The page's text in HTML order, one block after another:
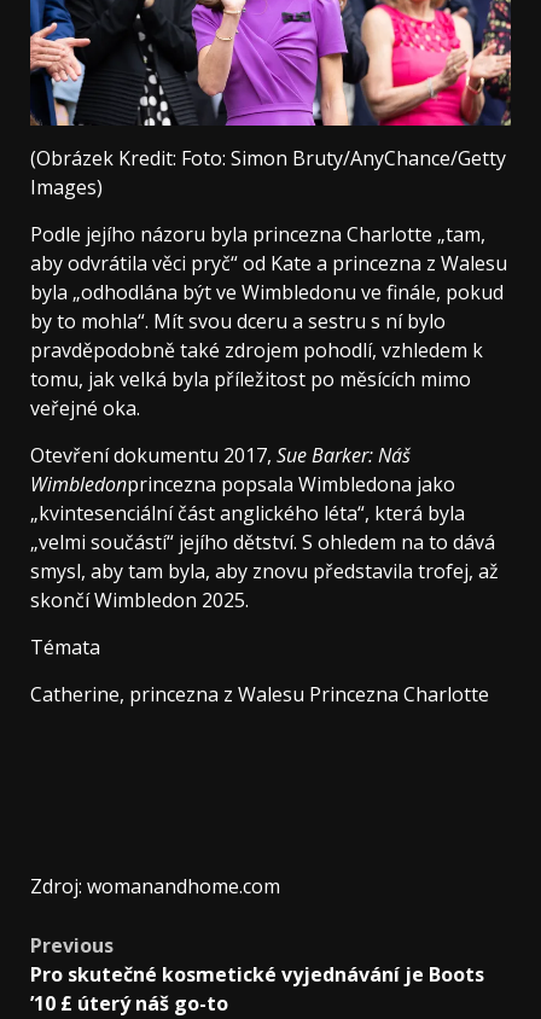
(Obrázek Kredit: Foto: Simon Bruty/AnyChance/Getty
Images)
Podle jejího názoru byla princezna Charlotte „tam,
aby odvrátila věci pryč“ od Kate a princezna z Walesu
byla „odhodlána být ve Wimbledonu ve finále, pokud
by to mohla“. Mít svou dceru a sestru s ní bylo
pravděpodobně také zdrojem pohodlí, vzhledem k
tomu, jak velká byla příležitost po měsících mimo
veřejné oka.
Otevření dokumentu 2017, Sue Barker: Náš
Wimbledonprincezna popsala Wimbledona jako
„kvintesenciální část anglického léta“, která byla
„velmi součástí“ jejího dětství. S ohledem na to dává
smysl, aby tam byla, aby znovu představila trofej, až
skončí Wimbledon 2025.
Témata
Catherine, princezna z Walesu Princezna Charlotte
Zdroj: womanandhome.com
Previous
Pro skutečné kosmetické vyjednávání je Boots
’10 £ úterý náš go-to